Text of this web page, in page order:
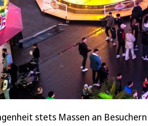
stets Massen an